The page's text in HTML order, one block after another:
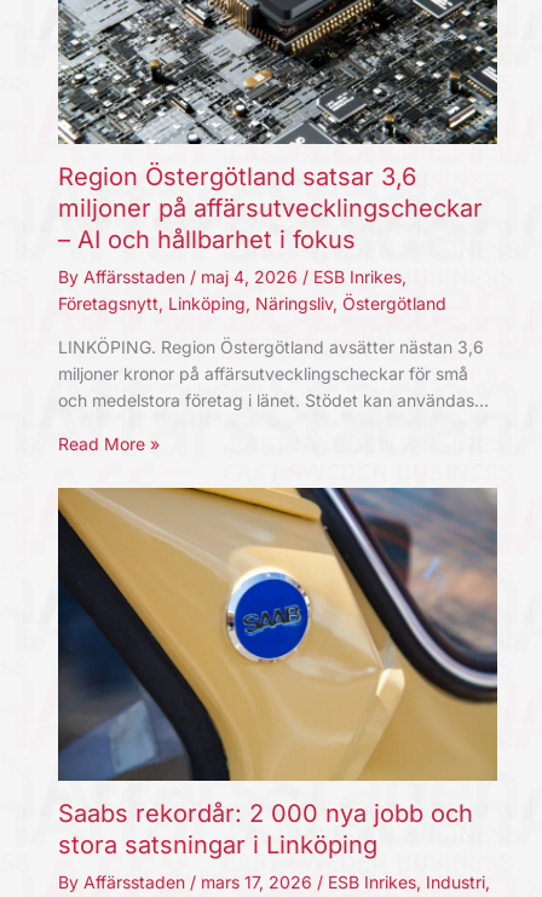
Region Östergötland satsar 3,6
miljoner på affärsutvecklingscheckar
– AI och hållbarhet i fokus
By Affärsstaden / maj 4, 2026 / ESB Inrikes,
Företagsnytt, Linköping, Näringsliv, Östergötland
LINKÖPING. Region Östergötland avsätter nästan 3,6
miljoner kronor på affärsutvecklingscheckar för små
och medelstora företag i länet. Stödet kan användas…
Read More »
Saabs rekordår: 2 000 nya jobb och
stora satsningar i Linköping
By Affärsstaden / mars 17, 2026 / ESB Inrikes, Industri,